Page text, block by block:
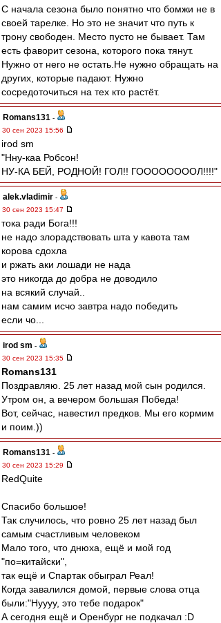
С начала сезона было понятно что бомжи не в
своей тарелке. Но это не значит что путь к
трону свободен. Место пусто не бывает. Там
есть фаворит сезона, которого пока тянут.
Нужно от него не остать.Не нужно обращать на
других, которые падают. Нужно
сосредоточиться на тех кто растёт.
Romans131 -
30 сен 2023 15:56
irod sm
"Нну-каа Робсон!
НУ-КА БЕЙ, РОДНОЙ! ГОЛ!! ГООООООООЛ!!!!"
alek.vladimir -
30 сен 2023 15:47
тока ради Бога!!!
не надо злорадствовать шта у кавота там
корова сдохла
и ржать аки лошади не нада
это никогда до добра не доводило
на всякий случай..
нам самим исчо завтра надо победить
если чо...
irod sm -
30 сен 2023 15:35
Romans131
Поздравляю. 25 лет назад мой сын родился.
Утром он, а вечером большая Победа!
Вот, сейчас, навестил предков. Мы его кормим
и поим.))
Romans131 -
30 сен 2023 15:29
RedQuite
Спасибо большое!
Так случилось, что ровно 25 лет назад был
самым счастливым человеком
Мало того, что днюха, ещё и мой год
"по=китайски",
так ещё и Спартак обыграл Реал!
Когда завалился домой, первые слова отца
были:"Нуууу, это тебе подарок"
А сегодня ещё и Оренбург не подкачал :D